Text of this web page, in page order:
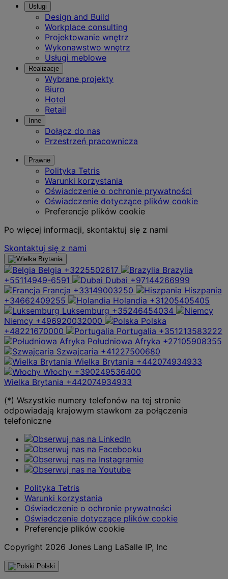
Usługi
Design and Build
Workplace consulting
Projektowanie wnętrz
Wykonawstwo wnętrz
Usługi meblowe
Realizacje
Wybrane projekty
Biuro
Hotel
Retail
Inne
Dołącz do nas
Przestrzeń pracownicza
Prawne
Polityka Tetris
Warunki korzystania
Oświadczenie o ochronie prywatności
Oświadczenie dotyczące plików cookie
Preferencje plików cookie
Po więcej informacji, skontaktuj się z nami
Skontaktuj się z nami
Belgia +3225502617
Brazylia
+55114949-6591
Dubai +97144266999
Francja +33149003250
Hiszpania
+34662409255
Holandia +31205405405
Luksemburg +35246454034
Niemcy +496920032000
Polska
+48221670000
Portugalia +351213583222
Południowa Afryka +27105908355
Szwajcaria +41227500680
Wielka Brytania +442074934933
Włochy +390249536400
Wielka Brytania +442074934933
(*) Wszystkie numery telefonów na tej stronie
odpowiadają krajowym stawkom za połączenia
telefoniczne
Polityka Tetris
Warunki korzystania
Oświadczenie o ochronie prywatności
Oświadczenie dotyczące plików cookie
Preferencje plików cookie
Copyright 2026 Jones Lang LaSalle IP, Inc
Polski